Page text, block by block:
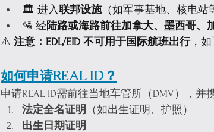
🏛️ 进入联邦设施（如军事基地、核电站
🛂 经陆路或海路前往加拿大、墨西哥、
⚠️ 注意：EDL/EID 不可用于国际航班出行，如
如何申请REAL ID？
申请REAL ID需前往当地车管所（DMV），并
法定全名证明
（如出生证明、护照）
出生日期证明